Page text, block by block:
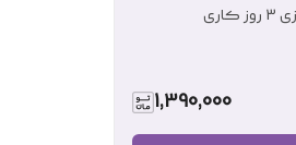
3 روز کاری
1,390,000